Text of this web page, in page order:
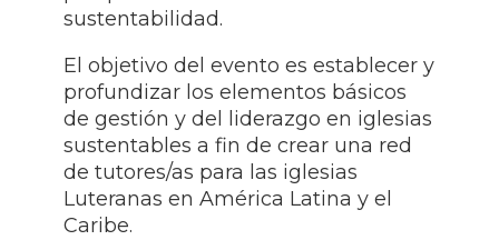
sustentabilidad.
El objetivo del evento es establecer y
profundizar los elementos básicos
de gestión y del liderazgo en iglesias
sustentables a fin de crear una red
de tutores/as para las iglesias
Luteranas en América Latina y el
Caribe.